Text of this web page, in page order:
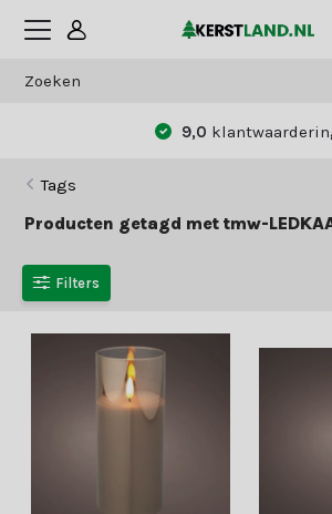
9,0
Tags
Producten getagd met tmw-
Filters